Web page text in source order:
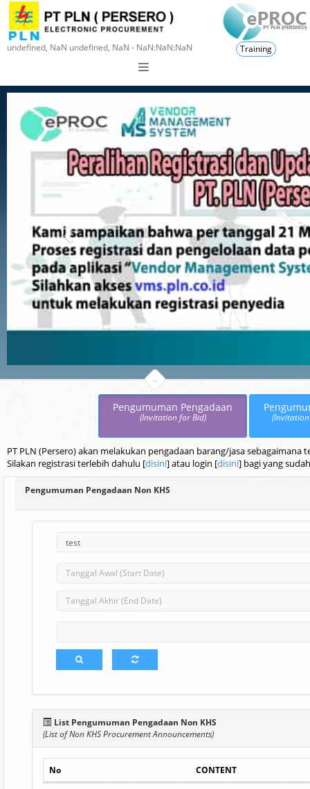
undefined, NaN undefined, NaN - NaN:NaN:NaN Training
Pengumuman Pengadaan
(Invitation for Bid)
PT PLN (Persero) akan melakukan pengadaan barang/jasa
Silakan registrasi terlebih dahulu [disini] atau login [disini] bagi yang
Pengumuman Pengadaan Non KHS
List Pengumuman Pengadaan Non KHS
(List of Non KHS Procurement Announcements)
No CONTENT